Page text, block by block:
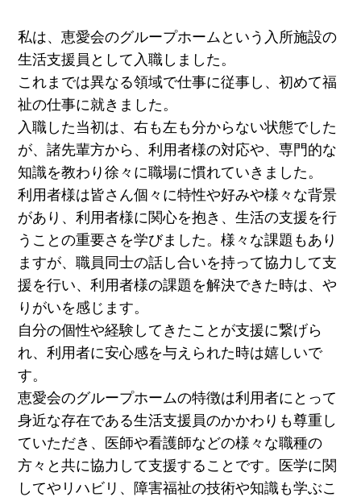
私は、恵愛会のグループホームという入所施設の
生活支援員として入職しました。
これまでは異なる領域で仕事に従事し、初めて福
祉の仕事に就きました。
入職した当初は、右も左も分からない状態でした
が、諸先輩方から、利用者様の対応や、専門的な
知識を教わり徐々に職場に慣れていきました。
利用者様は皆さん個々に特性や好みや様々な背景
があり、利用者様に関心を抱き、生活の支援を行
うことの重要さを学びました。様々な課題もあり
ますが、職員同士の話し合いを持って協力して支
援を行い、利用者様の課題を解決できた時は、や
りがいを感じます。
自分の個性や経験してきたことが支援に繋げら
れ、利用者に安心感を与えられた時は嬉しいで
す。
恵愛会のグループホームの特徴は利用者にとって
身近な存在である生活支援員のかかわりも尊重し
ていただき、医師や看護師などの様々な職種の
方々と共に協力して支援することです。医学に関
してやリハビリ、障害福祉の技術や知識も学ぶこ